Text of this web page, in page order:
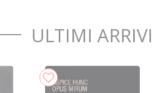
ULTIMI ARRIVI